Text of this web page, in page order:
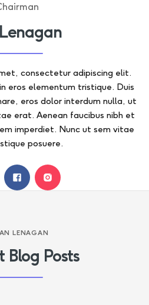
consectetur adipiscing elit.
eros elementum tristique. Duis
eros dolor interdum nulla, ut
erat. Aenean faucibus nibh et
imperdiet. Nunc ut sem vitae
posuere.
LENAGAN
Blog Posts